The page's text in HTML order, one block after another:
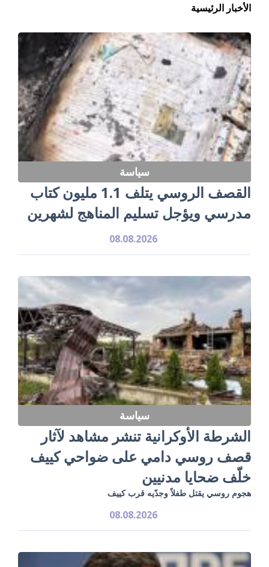
الأخبار الرئيسية
سياسة
القصف الروسي يتلف 1.1 مليون كتاب
مدرسي ويؤجل تسليم المناهج لشهرين
08.08.2026
سياسة
الشرطة الأوكرانية تنشر مشاهد لآثار
قصف روسي دامي على ضواحي كييف
خلّف ضحايا مدنيين
هجوم روسي يقتل طفلاً وجدّيه قرب كييف
08.08.2026